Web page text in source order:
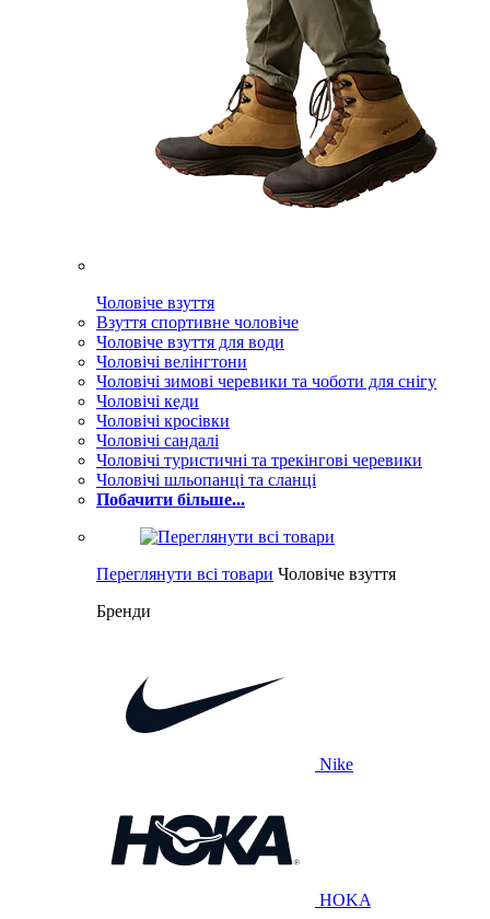
Чоловіче взуття
Взуття спортивне чоловіче
Чоловіче взуття для води
Чоловічі велінгтони
Чоловічі зимові черевики та чоботи для снігу
Чоловічі кеди
Чоловічі кросівки
Чоловічі сандалі
Чоловічі туристичні та трекінгові черевики
Чоловічі шльопанці та сланці
Побачити більше...
Переглянути всі товари Чоловіче взуття
Бренди
Nike
HOKA